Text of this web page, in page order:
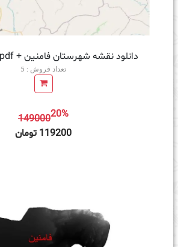
دانلود نقشه شهرستان فامنین + pdf با کیفیت بالا
تعداد فروش : 5
14900020%
119200 تومان